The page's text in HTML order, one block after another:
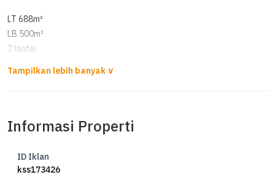
LT 688m²
LB 500m²
2 lantai
Listrik 4500 watt
*Susanti_ProPedia*
Informasi Properti
ID Iklan
kss173426